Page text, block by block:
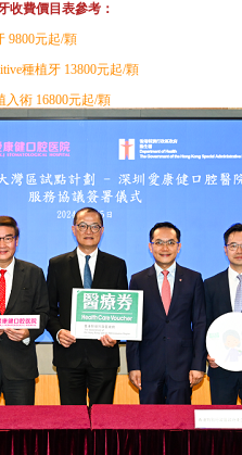
收費價目表參考：
9800元起/顆
種植牙 13800元起/顆
術 16800元起/顆